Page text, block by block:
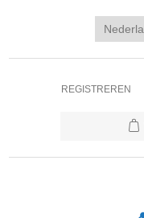
REGISTREREN